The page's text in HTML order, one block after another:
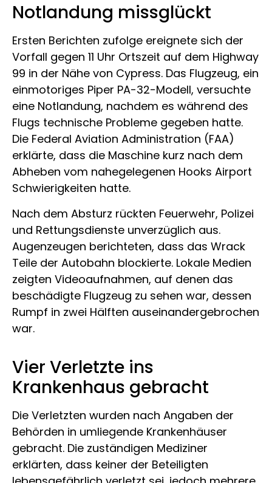
Notlandung missglückt
Ersten Berichten zufolge ereignete sich der
Vorfall gegen 11 Uhr Ortszeit auf dem Highway
99 in der Nähe von Cypress. Das Flugzeug, ein
einmotoriges Piper PA-32-Modell, versuchte
eine Notlandung, nachdem es während des
Flugs technische Probleme gegeben hatte.
Die Federal Aviation Administration (FAA)
erklärte, dass die Maschine kurz nach dem
Abheben vom nahegelegenen Hooks Airport
Schwierigkeiten hatte.
Nach dem Absturz rückten Feuerwehr, Polizei
und Rettungsdienste unverzüglich aus.
Augenzeugen berichteten, dass das Wrack
Teile der Autobahn blockierte. Lokale Medien
zeigten Videoaufnahmen, auf denen das
beschädigte Flugzeug zu sehen war, dessen
Rumpf in zwei Hälften auseinandergebrochen
war.
Vier Verletzte ins
Krankenhaus gebracht
Die Verletzten wurden nach Angaben der
Behörden in umliegende Krankenhäuser
gebracht. Die zuständigen Mediziner
erklärten, dass keiner der Beteiligten